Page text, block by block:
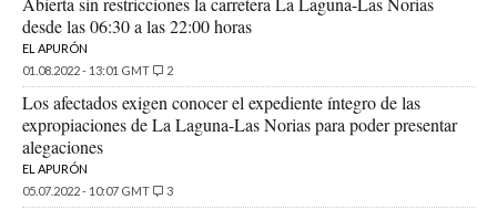
desde las 06:30 a las 22:00 horas
EL APURÓN
01.08.2022 - 13:01 GMT
2
Los afectados exigen conocer el expediente íntegro de las
expropiaciones de La Laguna-Las Norias para poder presentar
alegaciones
EL APURÓN
05.07.2022 - 10:07 GMT
3